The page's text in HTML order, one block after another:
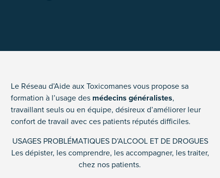
Le Réseau d’Aide aux Toxicomanes vous propose sa
formation à l’usage des médecins généralistes,
travaillant seuls ou en équipe, désireux d’améliorer leur
confort de travail avec ces patients réputés difficiles.
USAGES PROBLÉMATIQUES D’ALCOOL ET DE DROGUES
Les dépister, les comprendre, les accompagner, les traiter,
chez nos patients.